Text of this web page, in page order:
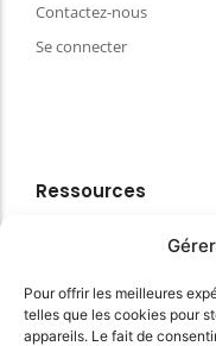
Pour offrir les meilleures
telles que les cookies pour
appareils. Le fait de
Contactez-nous
Se connecter
Ressources
Choisir votre matériel de
Espace client